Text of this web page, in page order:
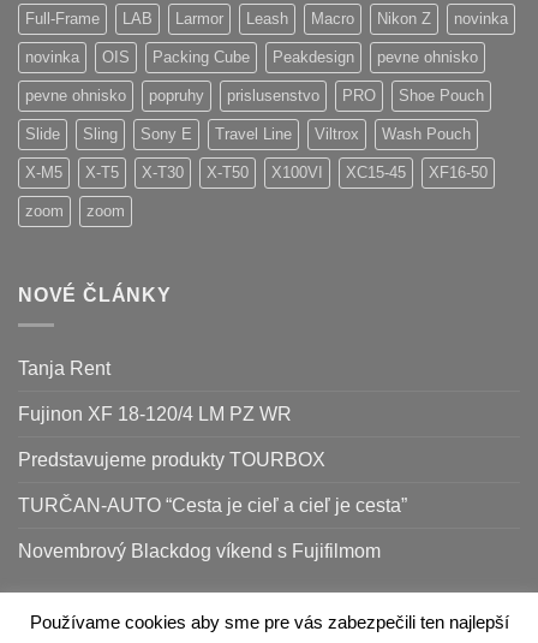
Full-Frame LAB Larmor Leash Macro Nikon Z novinka
novinka OIS Packing Cube Peakdesign pevne ohnisko
pevne ohnisko popruhy prislusenstvo PRO Shoe Pouch
Slide Sling Sony E Travel Line Viltrox Wash Pouch
X-M5 X-T5 X-T30 X-T50 X100VI XC15-45 XF16-50
zoom zoom
NOVÉ ČLÁNKY
Tanja Rent
Fujinon XF 18-120/4 LM PZ WR
Predstavujeme produkty TOURBOX
TURČAN-AUTO “Cesta je cieľ a cieľ je cesta”
Novembrový Blackdog víkend s Fujifilmom
Používame cookies aby sme pre vás zabezpečili ten najlepší